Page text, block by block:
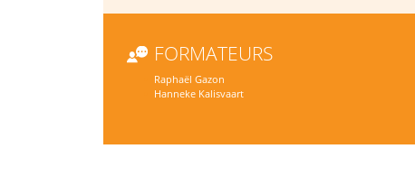
FORMATEURS
Raphaël Gazon
Hanneke Kalisvaart